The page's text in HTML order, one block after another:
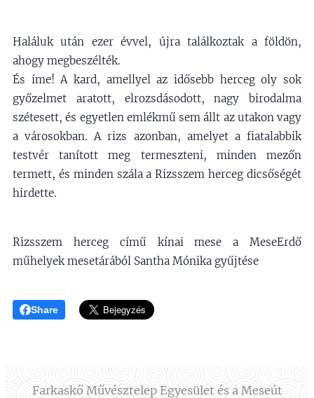
Haláluk után ezer évvel, újra találkoztak a földön,
ahogy megbeszélték.
És íme! A kard, amellyel az idősebb herceg oly sok
győzelmet aratott, elrozsdásodott, nagy birodalma
szétesett, és egyetlen emlékmű sem állt az utakon vagy
a városokban. A rizs azonban, amelyet a fiatalabbik
testvér tanított meg termeszteni, minden mezőn
termett, és minden szála a Rizsszem herceg dicsőségét
hirdette.
Rizsszem herceg című kínai mese a MeseErdő
műhelyek mesetárából Santha Mónika gyűjtése
Share
Farkaskő Művésztelep Egyesület és a Meseút